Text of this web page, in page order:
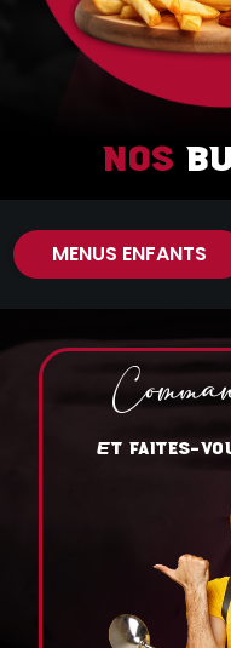
Nos
MENUS ENFANTS
ET FAITES-